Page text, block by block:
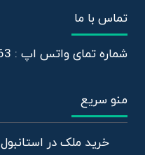
تماس با ما
شماره تمای واتس اپ : 05392413363
منو سریع
خرید ملک در استانبول